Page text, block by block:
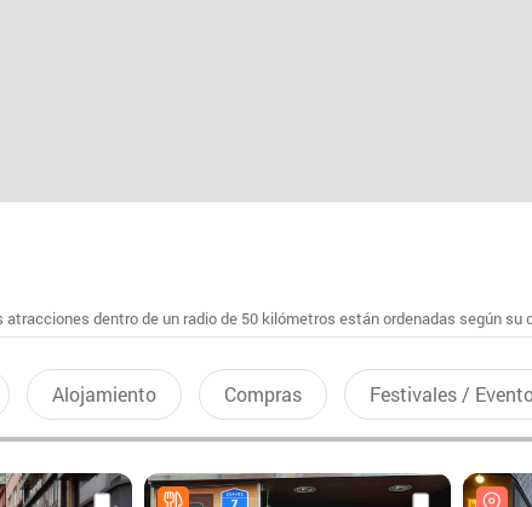
dentro de un radio de 50 kilómetros están ordenadas según su
Alojamiento Compras Festivales /